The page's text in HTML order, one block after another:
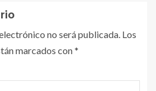
no será publicada. Los
marcados con*